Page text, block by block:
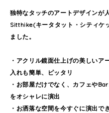
独特なタッチのアートデザインが
Sitthike(キータタット・シティケ
ました。
・アクリル鏡面仕上げの美しいア
入れも簡単、ピッタリ
・お部屋だけでなく、カフェや
をオシャレに演出
・お洒落な空間を今すぐに演出で